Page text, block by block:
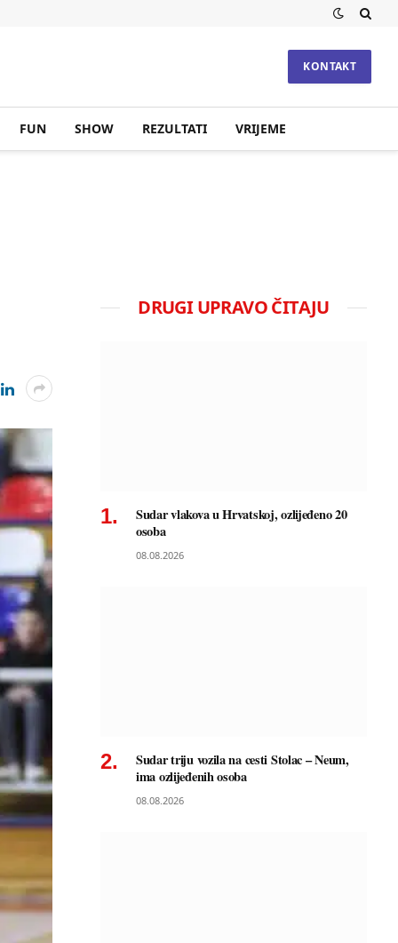
KONTAKT
FUN SHOW REZULTATI VRIJEME
DRUGI UPRAVO ČITAJU
Sudar vlakova u Hrvatskoj, ozlijeđeno 20
osoba
08.08.2026
Sudar triju vozila na cesti Stolac – Neum,
ima ozlijeđenih osoba
08.08.2026